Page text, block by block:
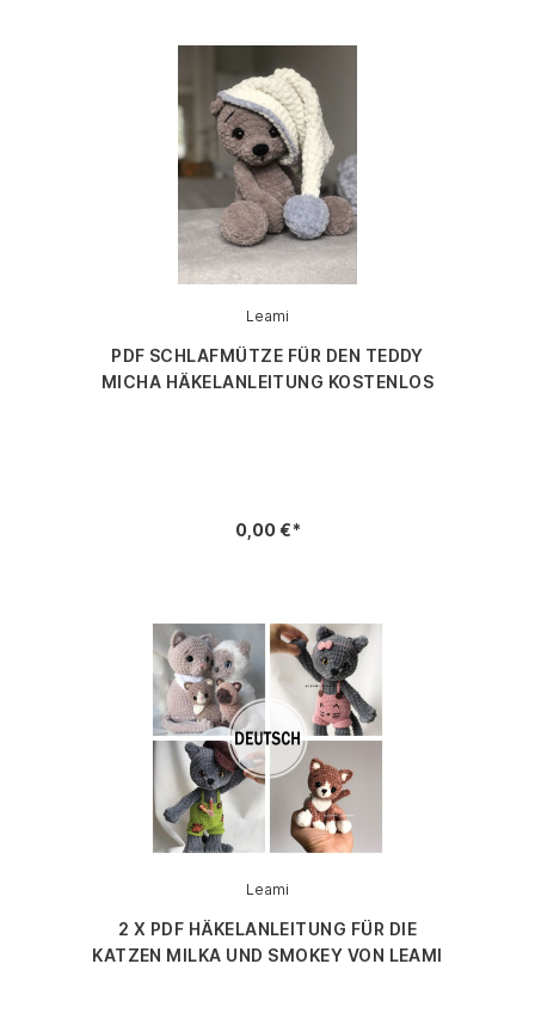
Leami
PDF SCHLAFMÜTZE FÜR DEN TEDDY
MICHA HÄKELANLEITUNG KOSTENLOS
0,00 €*
Leami
2 X PDF HÄKELANLEITUNG FÜR DIE
KATZEN MILKA UND SMOKEY VON LEAMI